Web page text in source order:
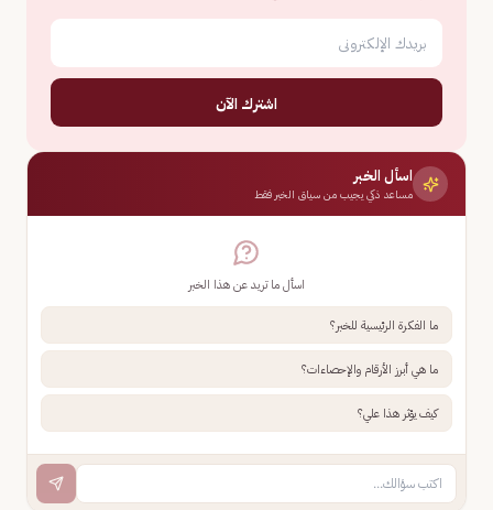
اشترك الآن
اسأل الخبر
مساعد ذكي يجيب من سياق الخبر فقط
اسأل ما تريد عن هذا الخبر
ما الفكرة الرئيسية للخبر؟
ما هي أبرز الأرقام والإحصاءات؟
كيف يؤثر هذا علي؟